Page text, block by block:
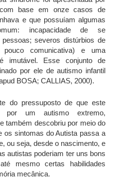
base em onze casos de
e que possuíam algumas
incapacidade de se
severos distúrbios de
pouco comunicativa) e uma
imutável. Esse conjunto de
por ele de autismo infantil
BOSA; CALLIAS, 2000).
do pressuposto de que este
por um autismo extremo,
também descobriu por meio do
os sintomas do Autista passa a
ou seja, desde o nascimento, e
autistas poderiam ter uns bons
mesmo certas habilidades
mecânica.